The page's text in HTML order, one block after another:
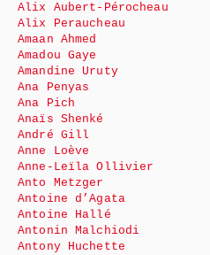
Alix Aubert-Pérocheau
Alix Peraucheau
Amaan Ahmed
Amadou Gaye
Amandine Uruty
Ana Penyas
Ana Pich
Anaïs Shenké
André Gill
Anne Loève
Anne-Leïla Ollivier
Anto Metzger
Antoine d’Agata
Antoine Hallé
Antonin Malchiodi
Antony Huchette